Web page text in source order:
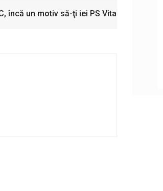
încă un motiv să-ţi iei PS Vita